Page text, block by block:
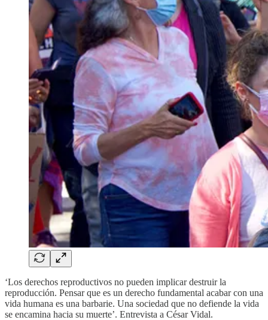
‘Los derechos reproductivos no pueden implicar destruir la
reproducción. Pensar que es un derecho fundamental acabar con una
vida humana es una barbarie. Una sociedad que no defiende la vida
se encamina hacia su muerte’. Entrevista a César Vidal.